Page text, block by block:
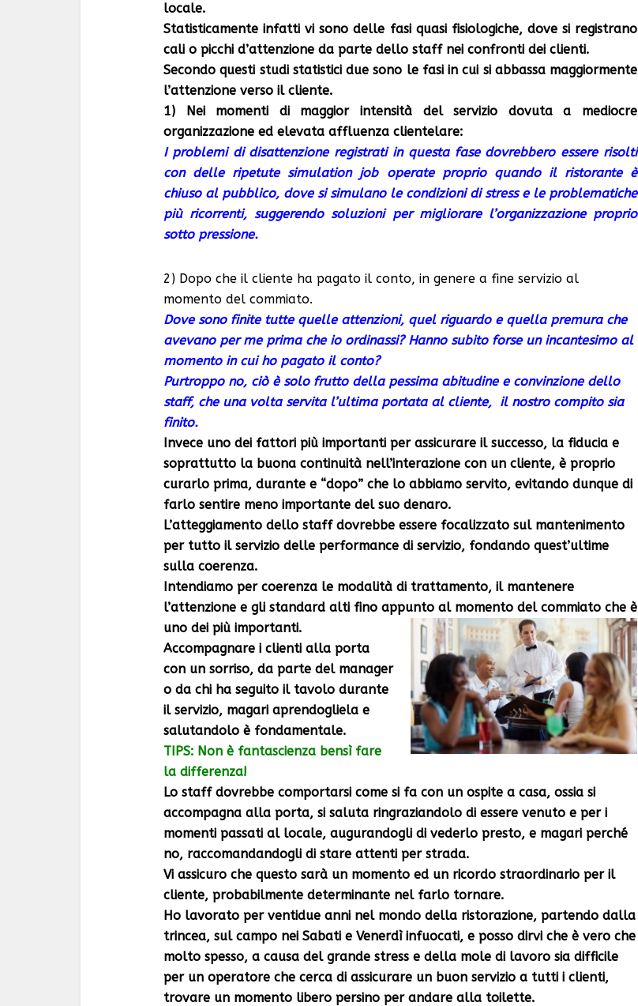
locale.
Statisticamente infatti vi sono delle fasi quasi fisiologiche, dove si registrano
cali o picchi d’attenzione da parte dello staff nei confronti dei clienti.
Secondo questi studi statistici due sono le fasi in cui si abbassa maggiormente
l’attenzione verso il cliente.
1) Nei momenti di maggior intensità del servizio dovuta a mediocre
organizzazione ed elevata affluenza clientelare:
I problemi di disattenzione registrati in questa fase dovrebbero essere risolti
con delle ripetute simulation job operate proprio quando il ristorante è
chiuso al pubblico, dove si simulano le condizioni di stress e le problematiche
più ricorrenti, suggerendo soluzioni per migliorare l’organizzazione proprio
sotto pressione.
2) Dopo che il cliente ha pagato il conto, in genere a fine servizio al
momento del commiato.
Dove sono finite tutte quelle attenzioni, quel riguardo e quella premura che
avevano per me prima che io ordinassi? Hanno subito forse un incantesimo al
momento in cui ho pagato il conto?
Purtroppo no, ciò è solo frutto della pessima abitudine e convinzione dello
staff, che una volta servita l’ultima portata al cliente, il nostro compito sia
finito.
Invece uno dei fattori più importanti per assicurare il successo, la fiducia e
soprattutto la buona continuità nell’interazione con un cliente, è proprio
curarlo prima, durante e “dopo” che lo abbiamo servito, evitando dunque di
farlo sentire meno importante del suo denaro.
L’atteggiamento dello staff dovrebbe essere focalizzato sul mantenimento
per tutto il servizio delle performance di servizio, fondando quest’ultime
sulla coerenza.
Intendiamo per coerenza le modalità di trattamento, il mantenere
l’attenzione e gli standard alti fino appunto al momento del commiato che è
uno dei più importanti.
Accompagnare i clienti alla porta
con un sorriso, da parte del manager
o da chi ha seguito il tavolo durante
il servizio, magari aprendogliela e
salutandolo è fondamentale.
TIPS: Non è fantascienza bensì fare
la differenza!
Lo staff dovrebbe comportarsi come si fa con un ospite a casa, ossia si
accompagna alla porta, si saluta ringraziandolo di essere venuto e per i
momenti passati al locale, augurandogli di vederlo presto, e magari perché
no, raccomandandogli di stare attenti per strada.
Vi assicuro che questo sarà un momento ed un ricordo straordinario per il
cliente, probabilmente determinante nel farlo tornare.
Ho lavorato per ventidue anni nel mondo della ristorazione, partendo dalla
trincea, sul campo nei Sabati e Venerdì infuocati, e posso dirvi che è vero che
molto spesso, a causa del grande stress e della mole di lavoro sia difficile
per un operatore che cerca di assicurare un buon servizio a tutti i clienti,
trovare un momento libero persino per andare alla toilette.